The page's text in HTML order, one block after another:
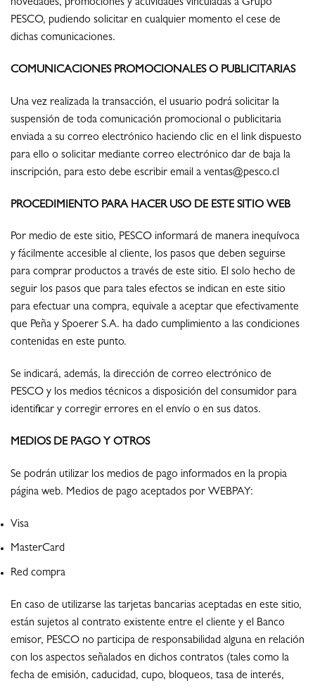
novedades, promociones y actividades vinculadas a Grupo
PESCO, pudiendo solicitar en cualquier momento el cese de
dichas comunicaciones.
COMUNICACIONES PROMOCIONALES O PUBLICITARIAS
Una vez realizada la transacción, el usuario podrá solicitar la
suspensión de toda comunicación promocional o publicitaria
enviada a su correo electrónico haciendo clic en el link dispuesto
para ello o solicitar mediante correo electrónico dar de baja la
inscripción, para esto debe escribir email a ventas@pesco.cl
PROCEDIMIENTO PARA HACER USO DE ESTE SITIO WEB
Por medio de este sitio, PESCO informará de manera inequívoca
y fácilmente accesible al cliente, los pasos que deben seguirse
para comprar productos a través de este sitio. El solo hecho de
seguir los pasos que para tales efectos se indican en este sitio
para efectuar una compra, equivale a aceptar que efectivamente
que Peña y Spoerer S.A. ha dado cumplimiento a las condiciones
contenidas en este punto.
Se indicará, además, la dirección de correo electrónico de
PESCO y los medios técnicos a disposición del consumidor para
identificar y corregir errores en el envío o en sus datos.
MEDIOS DE PAGO Y OTROS
Se podrán utilizar los medios de pago informados en la propia
página web. Medios de pago aceptados por WEBPAY:
Visa
MasterCard
Red compra
En caso de utilizarse las tarjetas bancarias aceptadas en este sitio,
están sujetos al contrato existente entre el cliente y el Banco
emisor, PESCO no participa de responsabilidad alguna en relación
con los aspectos señalados en dichos contratos (tales como la
fecha de emisión, caducidad, cupo, bloqueos, tasa de interés,